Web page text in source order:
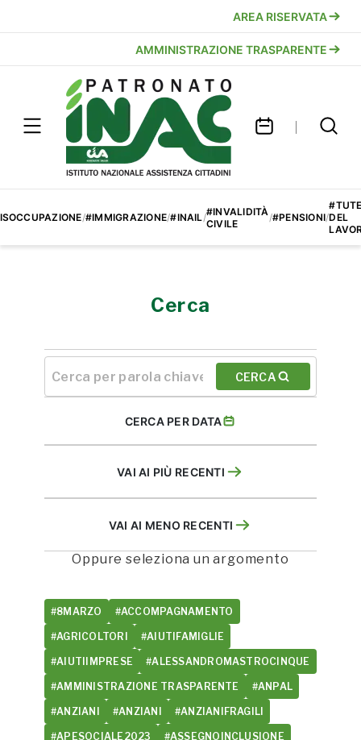
AREA RISERVATA
AMMINISTRAZIONE TRASPARENTE
/#IMMIGRAZIONE/#INAIL/#INVALIDITÀ
CIVILE
/#PENSIONI/DEL
Cerca
CERCA
CERCA PER DATA
VAI AI PIÙ RECENTI
VAI AI MENO RECENTI
Oppure seleziona un argomento
#8MARZO #ACCOMPAGNAMENTO
#AGRICOLTORI #AIUTIFAMIGLIE
#AIUTIIMPRESE #ALESSANDROMASTROCINQUE
#AMMINISTRAZIONE TRASPARENTE #ANPAL
#ANZIANI #ANZIANI #ANZIANIFRAGILI
#APESOCIALE2023 #ASSEGNOINCLUSIONE